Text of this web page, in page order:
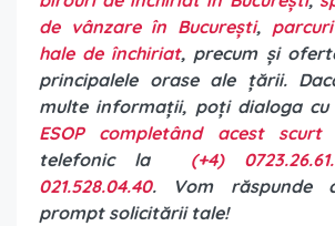
de vânzare în București,
hale de închiriat, precum și
principalele orase ale țării.
multe informații, poți dialoga cu
ESOP completând acest scurt
telefonic la (+4)
021.528.04.40. Vom răspunde
prompt solicitării tale!